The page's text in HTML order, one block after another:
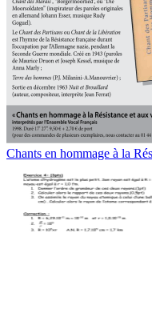
Chants en hommage à la